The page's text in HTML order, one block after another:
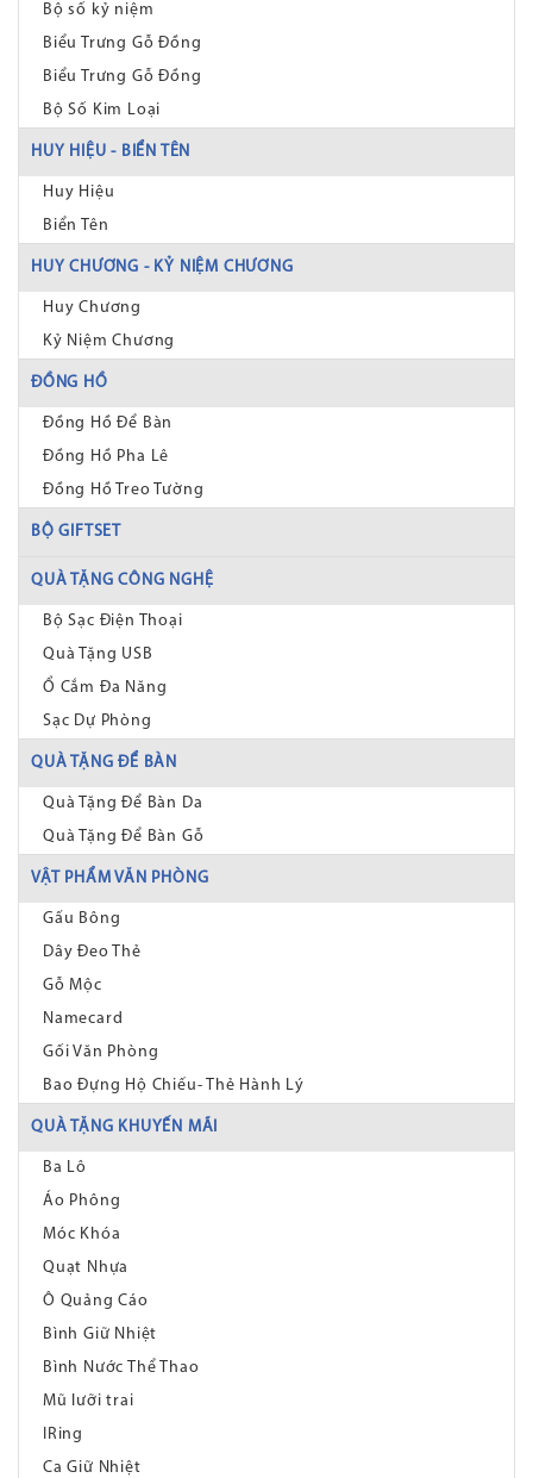
Bộ số kỷ niệm
Biểu Trưng Gỗ Đồng
Biểu Trưng Gỗ Đồng
Bộ Số Kim Loại
HUY HIỆU - BIỂN TÊN
Huy Hiệu
Biển Tên
HUY CHƯƠNG - KỶ NIỆM CHƯƠNG
Huy Chương
Kỷ Niệm Chương
ĐỒNG HỒ
Đồng Hồ Để Bàn
Đồng Hồ Pha Lê
Đồng Hồ Treo Tường
BỘ GIFTSET
QUÀ TẶNG CÔNG NGHỆ
Bộ Sạc Điện Thoại
Quà Tặng USB
Ổ Cắm Đa Năng
Sạc Dự Phòng
QUÀ TẶNG ĐỂ BÀN
Quà Tặng Để Bàn Da
Quà Tặng Để Bàn Gỗ
VẬT PHẨM VĂN PHÒNG
Gấu Bông
Dây Đeo Thẻ
Gỗ Mộc
Namecard
Gối Văn Phòng
Bao Đựng Hộ Chiếu- Thẻ Hành Lý
QUÀ TẶNG KHUYẾN MÃI
Ba Lô
Áo Phông
Móc Khóa
Quạt Nhựa
Ô Quảng Cáo
Bình Giữ Nhiệt
Bình Nước Thể Thao
Mũ lưỡi trai
IRing
Ca Giữ Nhiệt